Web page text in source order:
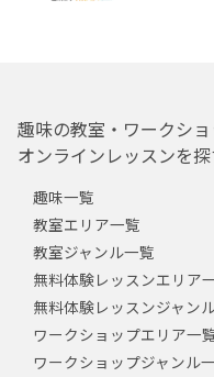
趣味の教室・ワークショ
オンラインレッスンを
趣味一覧
教室エリア一覧
教室ジャンル一覧
無料体験レッスンエリア
無料体験レッスンジャン
ワークショップエリア一
ワークショップジャンル